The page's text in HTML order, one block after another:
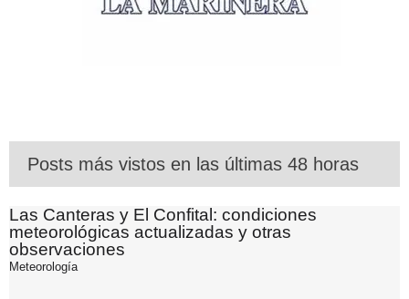
Posts más vistos en las últimas 48 horas
Las Canteras y El Confital: condiciones
meteorológicas actualizadas y otras
observaciones
Meteorología